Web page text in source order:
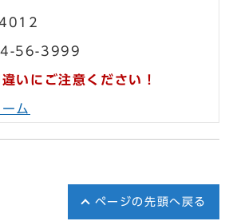
56-3999
いにご注意ください！
ム
ページの先頭へ戻る